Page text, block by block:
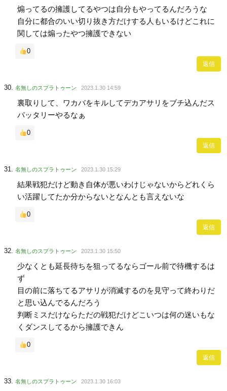
煽ってるの擁護してるやつは自分もやってるんだろうな
自分に都合のいい切り抜き方だけする人もいるけどこれに
関しては煽ったやつ擁護できない
0
返信
名無しのスプラトゥーン 2023.1.30 14:59
裏取りして、ワカバをキルしてデカアサリをブチ込んだス
パッタリーやるなぁ
0
返信
名無しのスプラトゥーン 2023.1.30 15:29
結果戦犯だけど動き自体が悪いわけじゃないからどれくら
い活躍してたか分からないとなんとも言えないな
0
返信
名無しのスプラトゥーン 2023.1.30 15:50
少なくとも延長待ちを狙ってるならゴール前で待機するは
ず
目の前に落ちてるアサリが消滅するのを見守って終わりだ
と思い込んでるんだろう
判断ミスだけならただの戦犯だけどこいつは何の迷いもな
くダンスしてるから擁護できん
0
返信
名無しのスプラトゥーン 2023.1.30 16:03